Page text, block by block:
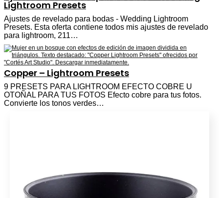
Lightroom Presets
Ajustes de revelado para bodas - Wedding Lightroom
Presets. Esta oferta contiene todos mis ajustes de revelado
para lightroom, 211…
Copper – Lightroom Presets
9 PRESETS PARA LIGHTROOM EFECTO COBRE U
OTOÑAL PARA TUS FOTOS Efecto cobre para tus fotos.
Convierte los tonos verdes…